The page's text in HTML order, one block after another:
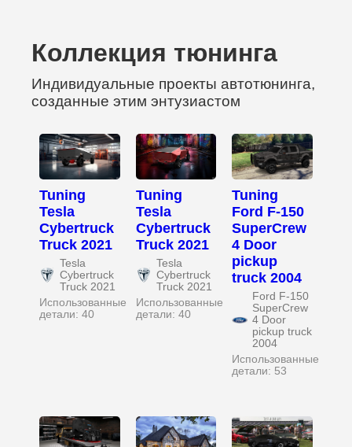
Коллекция тюнинга
Индивидуальные проекты автотюнинга,
созданные этим энтузиастом
Tuning
Tesla
Cybertruck
Truck 2021
Tesla
Cybertruck
Truck 2021
Использованные
детали: 40
Tuning
Tesla
Cybertruck
Truck 2021
Tesla
Cybertruck
Truck 2021
Использованные
детали: 40
Tuning
Ford F-150
SuperCrew
4 Door
pickup
truck 2004
Ford F-150
SuperCrew
4 Door
pickup truck
2004
Использованные
детали: 53